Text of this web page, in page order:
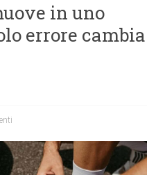
in uno
errore cambia